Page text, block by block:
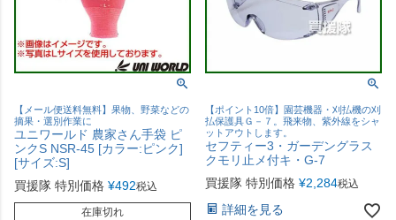
【メール便送料無料】果物、野菜などの
摘果・選別作業に
ユニワールド 農家さん手袋 ピ
ンクS NSR-45 [カラー:ピンク]
[サイズ:S]
買援隊 特別価格 ¥492税込
在庫切れ
【ポイント10倍】園芸機器・刈払機の刈
払保護具Ｇ－７。飛来物、紫外線をシャ
ットアウトします。
セフティー3・ガーデングラス
クモリ止メ付キ・G-7
買援隊 特別価格 ¥2,284税込
詳細を見る